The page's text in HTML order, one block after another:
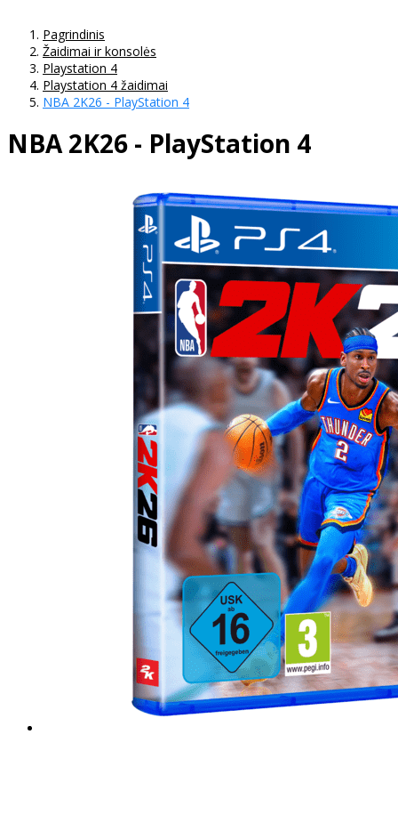
Pagrindinis
Žaidimai ir konsolės
Playstation 4
Playstation 4 žaidimai
NBA 2K26 - PlayStation 4
NBA 2K26 - PlayStation 4